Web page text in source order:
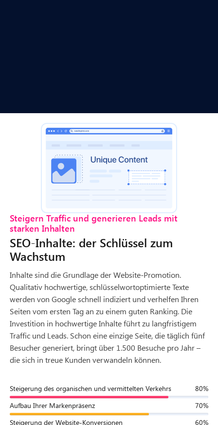
Steigern Traffic und generieren Leads mit
starken Inhalten
SEO-Inhalte: der Schlüssel zum
Wachstum
Inhalte sind die Grundlage der Website-Promotion.
Qualitativ hochwertige, schlüsselwortoptimierte Texte
werden von Google schnell indiziert und verhelfen Ihren
Seiten vom ersten Tag an zu einem guten Ranking. Die
Investition in hochwertige Inhalte führt zu langfristigem
Traffic und Leads. Schon eine einzige Seite, die täglich fünf
Besucher generiert, bringt über 1.500 Besuche pro Jahr –
die sich in treue Kunden verwandeln können.
Steigerung des organischen und vermittelten Verkehrs
80%
Aufbau Ihrer Markenpräsenz
70%
Steigerung der Website-Konversionen
60%